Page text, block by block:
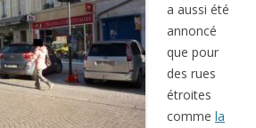
a aussi été
annoncé
que pour
des rues
étroites
comme la